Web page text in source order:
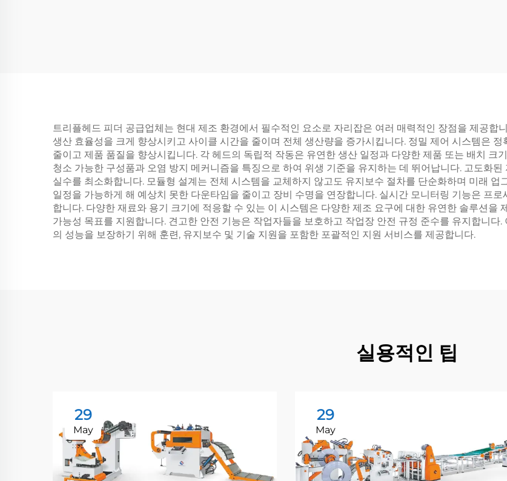
트리플헤드 피더 공급업체는 현대 제조 환경에서 필수적인 요소로 자리잡은 여러 매력적인 장점을 제공합
생산 효율성을 크게 향상시키고 사이클 시간을 줄이며 전체 생산량을 증가시킵니다. 정밀 제어 시스템은
줄이고 제품 품질을 향상시킵니다. 각 헤드의 독립적 작동은 유연한 생산 일정과 다양한 제품 또는 배치 크
청소 가능한 구성품과 오염 방지 메커니즘을 특징으로 하여 위생 기준을 유지하는 데 뛰어납니다. 고도화
실수를 최소화합니다. 모듈형 설계는 전체 시스템을 교체하지 않고도 유지보수 절차를 단순화하며 미래
일정을 가능하게 해 예상치 못한 다운타임을 줄이고 장비 수명을 연장합니다. 실시간 모니터링 기능은 프
합니다. 다양한 재료와 용기 크기에 적응할 수 있는 이 시스템은 다양한 제조 요구에 대한 유연한 솔루션을
가능성 목표를 지원합니다. 견고한 안전 기능은 작업자들을 보호하고 작업장 안전 규정 준수를 유지합니
의 성능을 보장하기 위해 훈련, 유지보수 및 기술 지원을 포함한 포괄적인 지원 서비스를 제공합니다.
실용적인 팁
29
May
29
May